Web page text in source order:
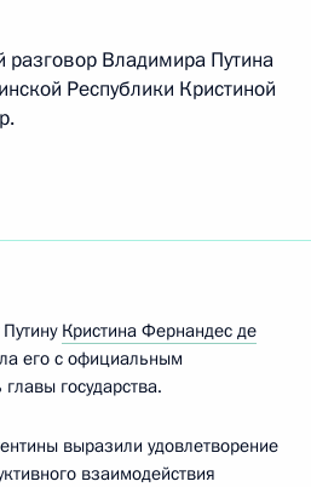
разговор Владимира Путина
Республики Кристиной
Кристина Фернандес де
его с официальным
государства.
выразили удовлетворение
взаимодействия